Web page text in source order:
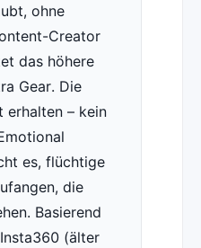
ohne
Creator
das höhere
Gear. Die
– kein
es, flüchtige
die
Basierend
(älter